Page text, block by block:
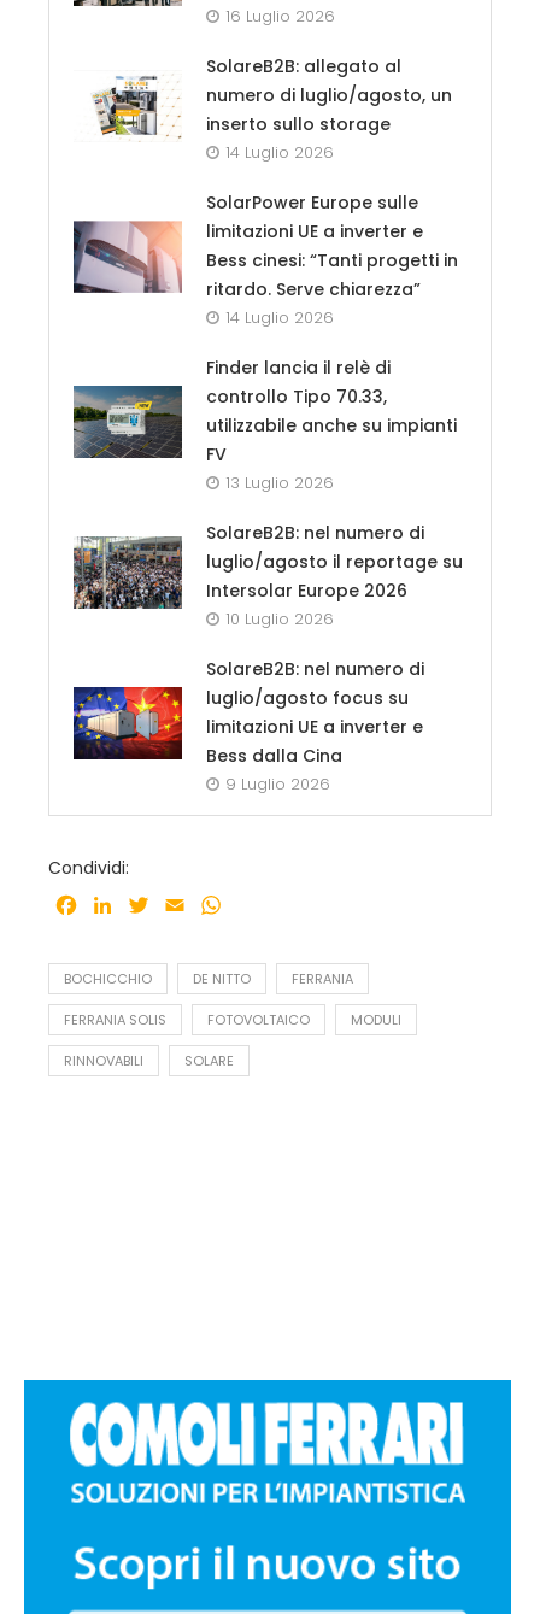
16 Luglio 2026
SolareB2B: allegato al
numero di luglio/agosto, un
inserto sullo storage
14 Luglio 2026
SolarPower Europe sulle
limitazioni UE a inverter e
Bess cinesi: “Tanti progetti in
ritardo. Serve chiarezza”
14 Luglio 2026
Finder lancia il relè di
controllo Tipo 70.33,
utilizzabile anche su impianti
FV
13 Luglio 2026
SolareB2B: nel numero di
luglio/agosto il reportage su
Intersolar Europe 2026
10 Luglio 2026
SolareB2B: nel numero di
luglio/agosto focus su
limitazioni UE a inverter e
Bess dalla Cina
9 Luglio 2026
Condividi:
Facebook
LinkedInTwitter
Email
BOCHICCHIO DE NITTO FERRANIA
FERRANIA SOLIS FOTOVOLTAICO MODULI
RINNOVABILI SOLARE